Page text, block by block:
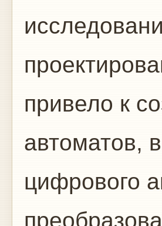
привело к
автоматов,
цифрового